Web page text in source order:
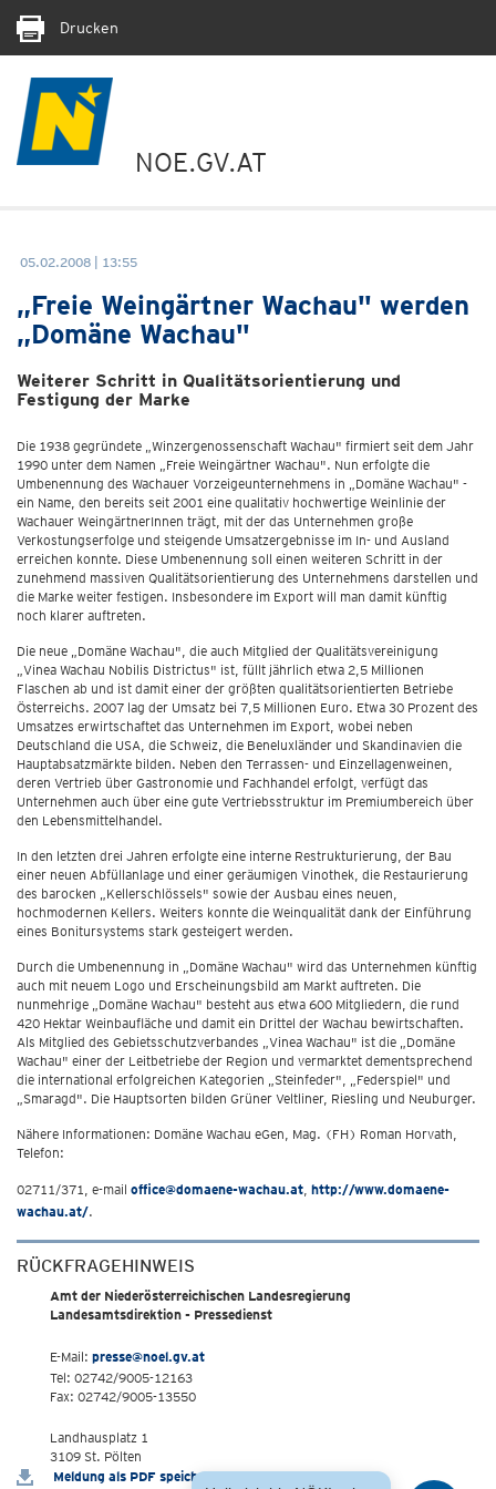
Drucken
NOE.GV.AT
05.02.2008 | 13:55
„Freie Weingärtner Wachau" werden
„Domäne Wachau"
Weiterer Schritt in Qualitätsorientierung und
Festigung der Marke
Die 1938 gegründete „Winzergenossenschaft Wachau" firmiert seit dem Jahr
1990 unter dem Namen „Freie Weingärtner Wachau". Nun erfolgte die
Umbenennung des Wachauer Vorzeigeunternehmens in „Domäne Wachau" -
ein Name, den bereits seit 2001 eine qualitativ hochwertige Weinlinie der
Wachauer WeingärtnerInnen trägt, mit der das Unternehmen große
Verkostungserfolge und steigende Umsatzergebnisse im In- und Ausland
erreichen konnte. Diese Umbenennung soll einen weiteren Schritt in der
zunehmend massiven Qualitätsorientierung des Unternehmens darstellen und
die Marke weiter festigen. Insbesondere im Export will man damit künftig
noch klarer auftreten.
Die neue „Domäne Wachau", die auch Mitglied der Qualitätsvereinigung
„Vinea Wachau Nobilis Districtus" ist, füllt jährlich etwa 2,5 Millionen
Flaschen ab und ist damit einer der größten qualitätsorientierten Betriebe
Österreichs. 2007 lag der Umsatz bei 7,5 Millionen Euro. Etwa 30 Prozent des
Umsatzes erwirtschaftet das Unternehmen im Export, wobei neben
Deutschland die USA, die Schweiz, die Beneluxländer und Skandinavien die
Hauptabsatzmärkte bilden. Neben den Terrassen- und Einzellagenweinen,
deren Vertrieb über Gastronomie und Fachhandel erfolgt, verfügt das
Unternehmen auch über eine gute Vertriebsstruktur im Premiumbereich über
den Lebensmittelhandel.
In den letzten drei Jahren erfolgte eine interne Restrukturierung, der Bau
einer neuen Abfüllanlage und einer geräumigen Vinothek, die Restaurierung
des barocken „Kellerschlössels" sowie der Ausbau eines neuen,
hochmodernen Kellers. Weiters konnte die Weinqualität dank der Einführung
eines Bonitursystems stark gesteigert werden.
Durch die Umbenennung in „Domäne Wachau" wird das Unternehmen künftig
auch mit neuem Logo und Erscheinungsbild am Markt auftreten. Die
nunmehrige „Domäne Wachau" besteht aus etwa 600 Mitgliedern, die rund
420 Hektar Weinbaufläche und damit ein Drittel der Wachau bewirtschaften.
Als Mitglied des Gebietsschutzverbandes „Vinea Wachau" ist die „Domäne
Wachau" einer der Leitbetriebe der Region und vermarktet dementsprechend
die international erfolgreichen Kategorien „Steinfeder", „Federspiel" und
„Smaragd". Die Hauptsorten bilden Grüner Veltliner, Riesling und Neuburger.
Nähere Informationen: Domäne Wachau eGen, Mag. (FH) Roman Horvath,
Telefon:
02711/371, e-mail office@domaene-wachau.at, http://www.domaene-
wachau.at/.
RÜCKFRAGEHINWEIS
Amt der Niederösterreichischen Landesregierung
Landesamtsdirektion - Pressedienst
E-Mail: presse@noel.gv.at
Tel: 02742/9005-12163
Fax: 02742/9005-13550
Landhausplatz 1
3109 St. Pölten
Meldung als PDF speichern